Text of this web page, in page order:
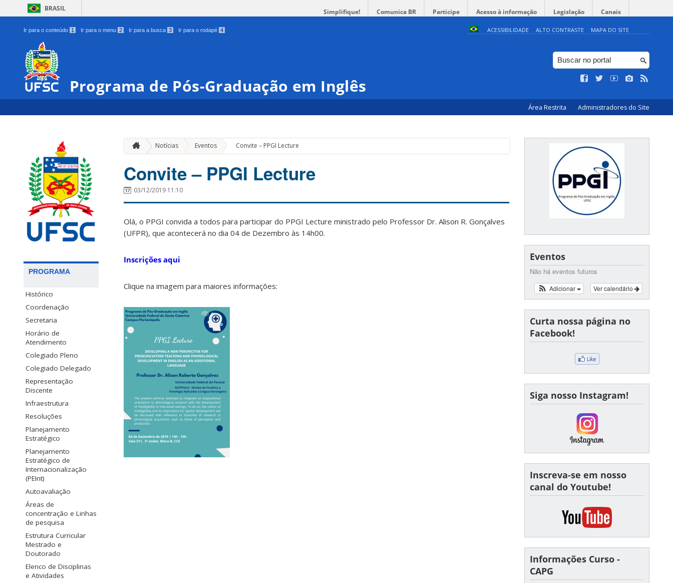
BRASIL Simplifique! Comunica BR Participe Acesso à informação Legislação Canais
Ir para o conteúdo 1 Ir para o menu 2 Ir para a busca 3 Ir para o rodapé 4 ACESSIBILIDADE ALTO CONTRASTE MAPA DO SITE
Programa de Pós-Graduação em Inglês
Área Restrita Administradores do Site
PROGRAMA
Histórico
Coordenação
Secretaria
Horário de
Atendimento
Colegiado Pleno
Colegiado Delegado
Representação
Discente
Infraestrutura
Resoluções
Planejamento
Estratégico
Planejamento
Estratégico de
Internacionalização
(PEInt)
Autoavaliação
Áreas de
concentração e Linhas
de pesquisa
Estrutura Curricular
Mestrado e
Doutorado
Elenco de Disciplinas
e Atividades
Notícias Eventos » Convite – PPGI Lecture
Convite – PPGI Lecture
03/12/2019 11:10
Olá, o PPGI convida a todos para participar do PPGI Lecture ministrado pelo Professor Dr. Alison R. Gonçalves
(UFPR), que acontecerá no dia 04 de Dezembro às 14h00.
Inscrições aqui
Clique na imagem para maiores informações:
Eventos
Não há eventos futuros
Ver calendário
Adicionar
Curta nossa página no
Facebook!
Siga nosso Instagram!
Inscreva-se em nosso
canal do Youtube!
Informações Curso -
CAPG